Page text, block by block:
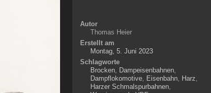
Autor
Thomas Heier
Erstellt am
Montag, 5. Juni 2023
Schlagworte
Brocken, Dampeisenbahnen,
Dampflokomotive, Eisenbahn, Harz
Harzer Schmalspurbahnen,